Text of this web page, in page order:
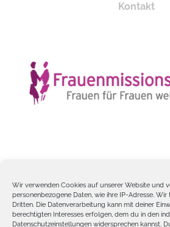
Wir verwenden Cookies auf unserer Website und
personenbezogene Daten, wie ihre IP-Adresse.
Dritten. Die Datenverarbeitung kann mit deiner
berechtigten Interesses erfolgen, dem du in den
Datenschutzeinstellungen widersprechen kannst.
Kontakt
Frauenmissionswerk – Päpstliche
Copyright 2012 -